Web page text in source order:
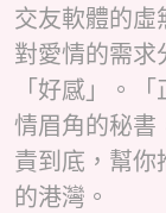
交友軟體的虛
對愛情的需求
「好感」。
情眉角的秘書
責到底，幫你
的港灣。